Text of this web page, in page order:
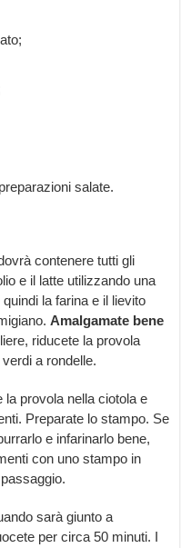
salate.
contenere tutti gli
e il latte utilizzando una
la farina e il lievito
Amalgamate bene
riducete la provola
a rondelle.
la provola nella ciotola e
Preparate lo stampo. Se
e infarinarlo bene,
con uno stampo in
sarà giunto a
per circa 50 minuti. I